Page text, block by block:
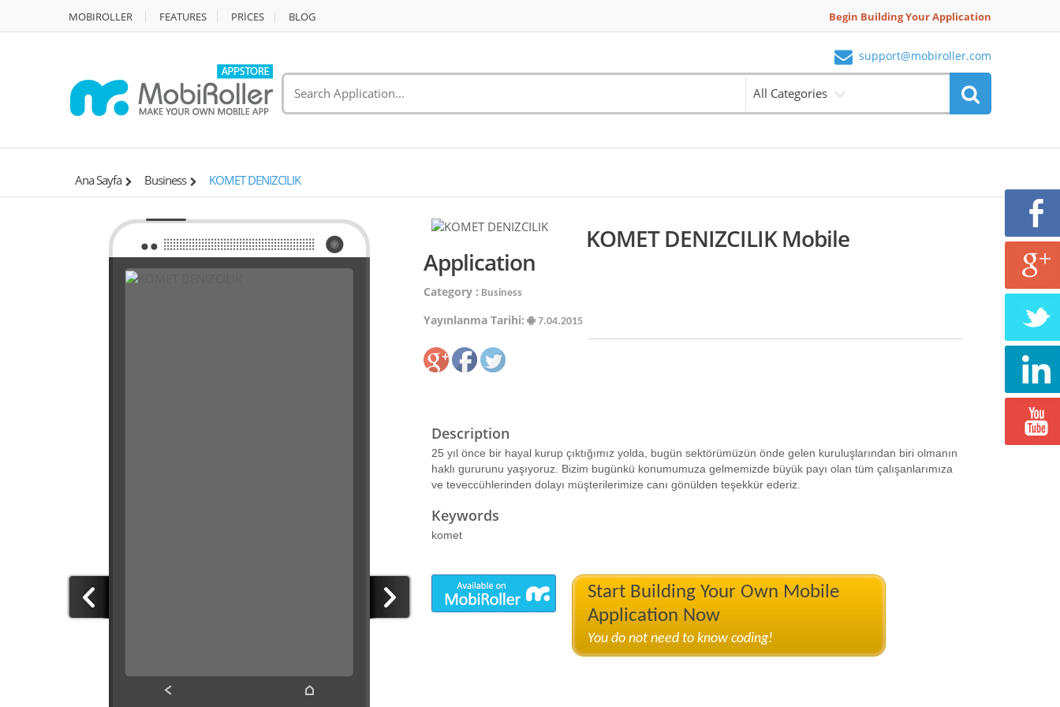
MOBIROLLER FEATURES PRİCES BLOG Begin Building Your Application
support@mobiroller.com
All Categories
Ana Sayfa Business KOMET DENIZCILIK
KOMET DENIZCILIK Mobile
Application
Category : Business
Yayınlanma Tarihi: 7.04.2015
Description
25 yıl önce bir hayal kurup çıktığımız yolda, bugün sektörümüzün önde gelen kuruluşlarından biri olmanın
haklı gururunu yaşıyoruz. Bizim bugünkü konumumuza gelmemizde büyük payı olan tüm çalışanlarımıza
ve teveccühlerinden dolayı müşterilerimize canı gönülden teşekkür ederiz.
Keywords
komet
Start Building Your Own Mobile
Application Now
You do not need to know coding!